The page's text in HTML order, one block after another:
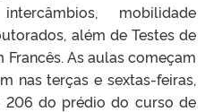
mobilidade
além de Testes de
As aulas começam
nas terças e sextas-feiras,
206 do prédio do curso de